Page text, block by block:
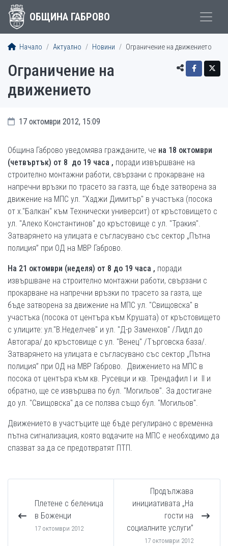
ОБЩИНА ГАБРОВО
Начало Актуално Новини Ограничение на движението
Ограничение на
движението
17 октомври 2012, 15:09
Община Габрово уведомява гражданите, че на 18 октомври
(четвъртък) от 8 до 19 часа , поради извършване на
строително монтажни работи, свързани с прокарване на
напречни връзки по трасето за газта, ще бъде затворенa за
движение на МПС ул. "Хаджи Димитър" в участъка (посока
от х."Балкан" към Технически университ) от кръстовището с
ул. "Алеко Константинов" до кръстовище с ул. "Тракия".
Затварянето на улицата е съгласувано със сектор „Пътна
полиция” при ОД на МВР Габрово.
На 21 октомври (неделя) от 8 до 19 часа , поради
извършване на строително монтажни работи, свързани с
прокарване на напречни връзки по трасето за газта, ще
бъде затворенa за движение на МПС ул. "Свищовска" в
участъка (посока от центъра към Крушата) от кръстовището
с улиците: ул."В.Неделчев" и ул. "Д-р Заменхов" /Лидл до
Автогара/ до кръстовище с ул. "Венец" /Търговска база/.
Затварянето на улицата е съгласувано със сектор „Пътна
полиция” при ОД на МВР Габрово. Движението на МПС в
посока от центъра към кв. Русевци и кв. Трендафил І и ІІ и
обратно, ще се извършва по бул. "Могильов". За достигане
до ул. "Свищовска" да се ползва също бул. "Могильов".
Движението в участъците ще бъде регулирано с временна
пътна сигнализация, която водачите на МПС е необходимо да
спазват за да се предотвратят ПТП.
Плетене с беленица
в Боженци
17 октомври 2012
Продължава
инициативата „На
гости на
социалните услуги”
17 октомври 2012